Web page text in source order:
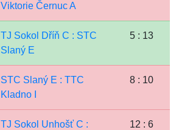
Viktorie Černuc A
TJ Sokol Dříň C : STC
Slaný E
5 : 13
STC Slaný E : TTC
Kladno I
8 : 10
TJ Sokol Unhošť C :
12 : 6